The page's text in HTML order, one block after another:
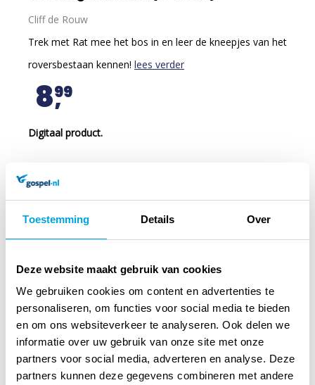
Toestemming Details Over
Deze website maakt gebruik van cookies
We gebruiken cookies om content en advertenties te
personaliseren, om functies voor social media te bieden
en om ons websiteverkeer te analyseren. Ook delen we
informatie over uw gebruik van onze site met onze
partners voor social media, adverteren en analyse. Deze
partners kunnen deze gegevens combineren met andere
Cliff de Rouw
Trek met Rat mee het bos in en leer de kneepjes van het
roversbestaan kennen! lees verder
899
Digitaal product.
In winkelmandje